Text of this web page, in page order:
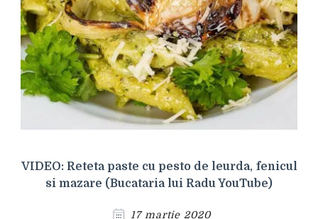
VIDEO: Reteta paste cu pesto de leurda, fenicul
si mazare (Bucataria lui Radu YouTube)
17 martie 2020